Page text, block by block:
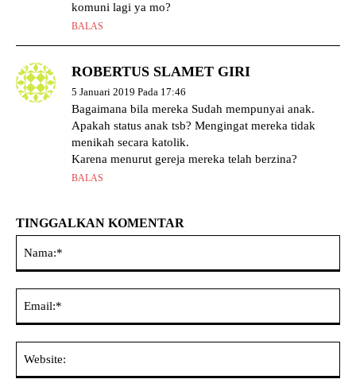
komuni lagi ya mo?
BALAS
ROBERTUS SLAMET GIRI
5 Januari 2019 Pada 17:46
Bagaimana bila mereka Sudah mempunyai anak.
Apakah status anak tsb? Mengingat mereka tidak
menikah secara katolik.
Karena menurut gereja mereka telah berzina?
BALAS
TINGGALKAN KOMENTAR